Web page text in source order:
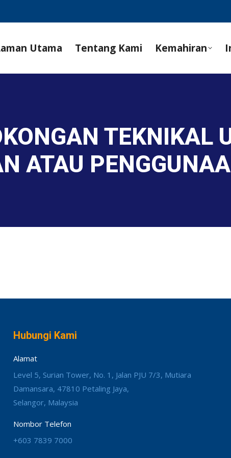
Utama Tentang Kami Kemahiran
TEKNIKAL
ATAU
Hubungi Kami
Alamat
Level 5, Surian Tower, No. 1, Jalan PJU 7/3, Mutiara
Damansara, 47810 Petaling Jaya,
Selangor, Malaysia
Nombor Telefon
+603 7839 7000